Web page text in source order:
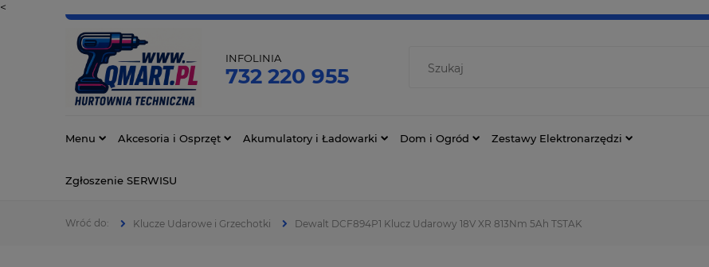
<
INFOLINIA
732 220 955
Menu Akcesoria i Osprzęt Akumulatory i Ładowarki Dom i Ogród Zestawy Elektronarzędzi
Zgłoszenie SERWISU
Klucze Udarowe i Grzechotki Dewalt DCF894P1 Klucz Udarowy 18V XR 813Nm 5Ah TSTAK